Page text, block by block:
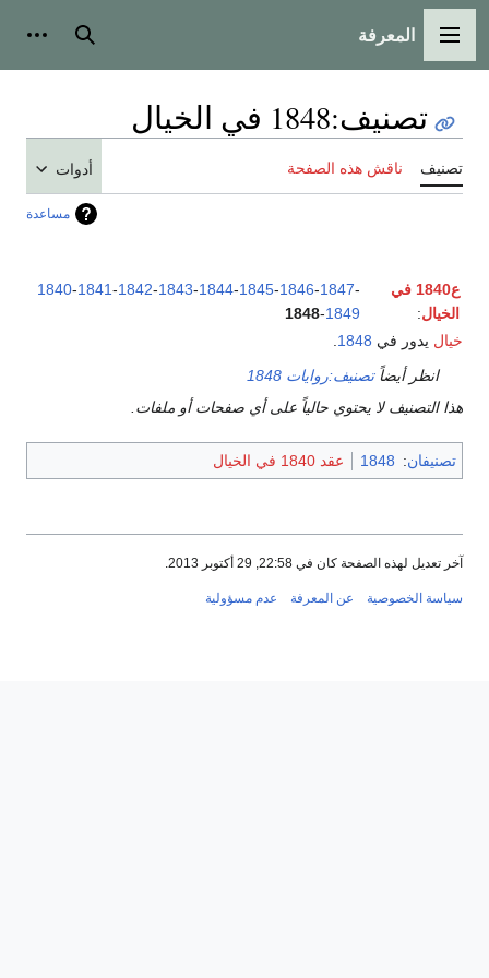
القائمة الرئيسية
المعرفة بحث
تصنيف:1848 في الخيال
تصنيف ناقش هذه الصفحة أدوات
مساعدة
ع1840 في
الخيال:
1840-1841-1842-1843-1844-1845-1846-1847-
1848-1849
خيال يدور في 1848
انظر أيضاًتصنيف:روايات 1848
هذا التصنيف لا يحتوي حالياً على أي صفحات أو ملفات.
تصنيفان:
1848 عقد 1840 في الخيال
آخر تعديل لهذه الصفحة كان في 22:58, 29 أكتوبر 2013.
سياسة الخصوصية عن المعرفة عدم مسؤولية